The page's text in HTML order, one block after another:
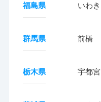
福島県 いわき
群馬県 前橋
栃木県 宇都宮